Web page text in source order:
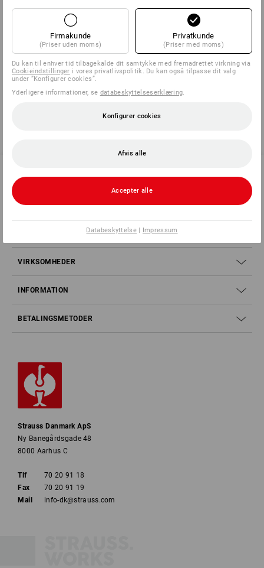
SÆT BESTÅENDE AF:
1xAnsigtsbeskyttelse, adapter, skov Detaljer
1xe.s. kapselhøreværn 1H
SERVICE 70 20 91 18
VIRKSOMHEDER
INFORMATION
BETALINGSMETODER
Strauss Danmark ApS
Ny Banegårdsgade 48
8000 Aarhus C
Tlf
70 20 91 18
Fax
70 20 91 19
Mail
info-dk@strauss.com
Firmakunde
(Priser uden moms)
Privatkunde
(Priser med moms)
Du kan til enhver tid tilbagekalde dit samtykke med fremadrettet virkning via
Cookieindstillinger i vores privatlivspolitik. Du kan også tilpasse dit valg
under ”Konfigurer cookies”.
Yderligere informationer, se databeskyttelseserklæring.
Konfigurer cookies
Afvis alle
Accepter alle
Databeskyttelse| Impressum